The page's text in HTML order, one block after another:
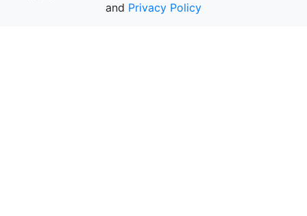
and Privacy Policy